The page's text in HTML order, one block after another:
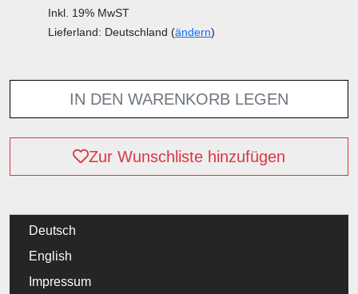
Inkl. 19% MwST
Lieferland: Deutschland (ändern)
IN DEN WARENKORB LEGEN
Zur Wunschliste hinzufügen
Deutsch
English
Impressum